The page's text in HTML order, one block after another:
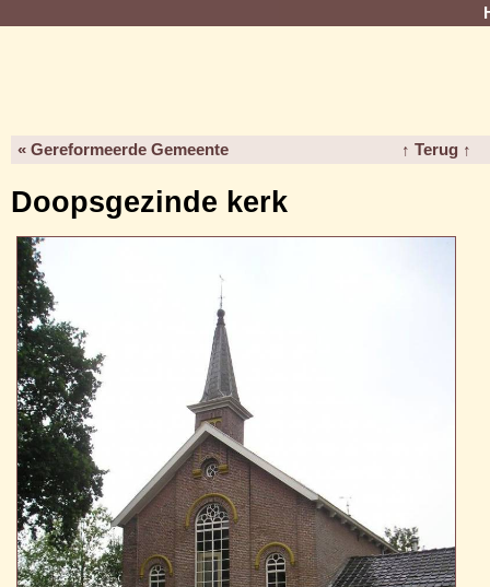
« Gereformeerde Gemeente ↑ Terug ↑
Doopsgezinde kerk